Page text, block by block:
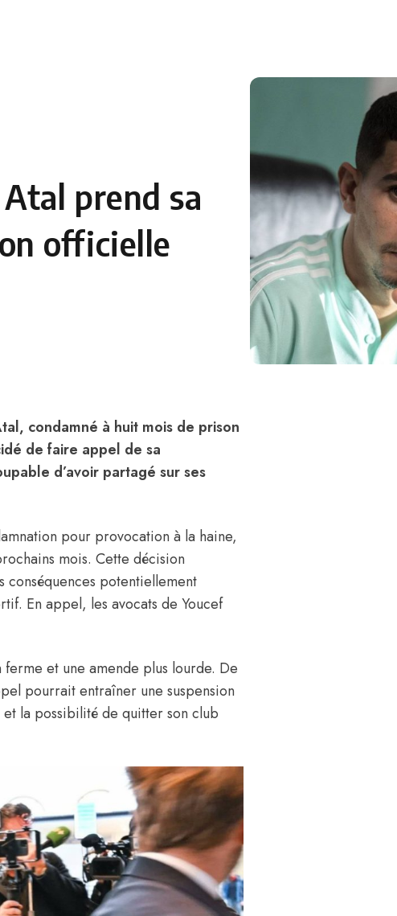
prend sa
officielle
condamné à huit mois de prison
de faire appel de sa
d’avoir partagé sur ses
pour provocation à la haine,
mois. Cette décision
potentiellement
En appel, les avocats de Youcef
et une amende plus lourde. De
pourrait entraîner une suspension
la possibilité de quitter son club